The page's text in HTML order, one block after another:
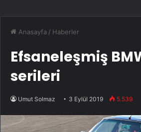
Anasayfa / Haberler
Efsaneleşmiş
serileri
Umut Solmaz 3 Eylül 2019 5.539